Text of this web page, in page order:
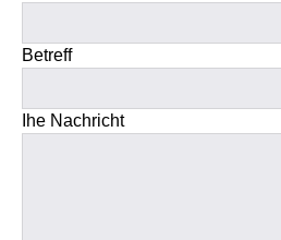
Betreff
Ihe Nachricht